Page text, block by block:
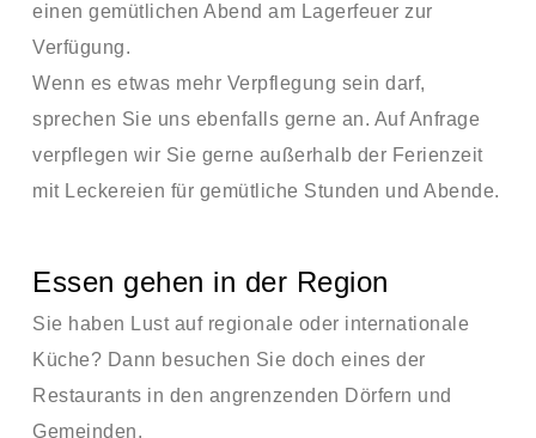
einen gemütlichen Abend am Lagerfeuer zur
Verfügung.
Wenn es etwas mehr Verpflegung sein darf,
sprechen Sie uns ebenfalls gerne an. Auf Anfrage
verpflegen wir Sie gerne außerhalb der Ferienzeit
mit Leckereien für gemütliche Stunden und Abende.
Essen gehen in der Region
Sie haben Lust auf regionale oder internationale
Küche? Dann besuchen Sie doch eines der
Restaurants in den angrenzenden Dörfern und
Gemeinden.